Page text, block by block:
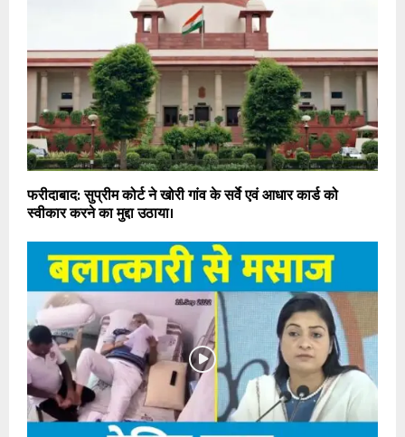
फरीदाबाद: सुप्रीम कोर्ट ने खोरी गांव के सर्वे एवं आधार कार्ड को
स्वीकार करने का मुद्दा उठाया।